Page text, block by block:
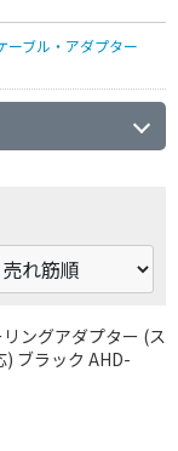
ーブル・アダプター
ングアダプター (ス
) ブラック AHD-